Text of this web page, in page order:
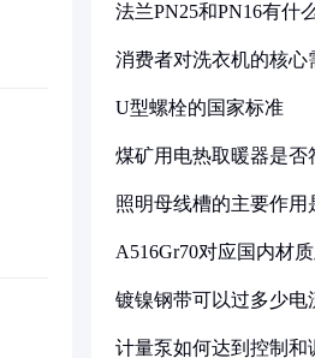
法兰PN25和PN16有什
消费者对洗衣机的核心
U型螺栓的国家标准
煤矿用电热取暖器是否
照明母线槽的主要作用
A516Gr70对应国内材
镀镍钢带可以过多少电
计量泵如何达到控制和